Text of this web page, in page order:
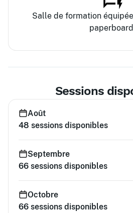
Salle de formation
Sessions
Août
48 sessions disponibles
Septembre
66 sessions disponibles
Octobre
66 sessions disponibles